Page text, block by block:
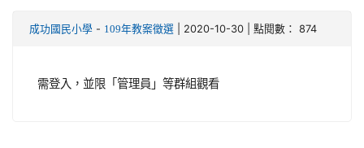
成功國民小學 - 109年教案徵選 | 2020-10-30 | 點閱數： 874
需登入，並限「管理員」等群組觀看